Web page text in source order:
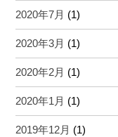
2020年7月 (1)
2020年3月 (1)
2020年2月 (1)
2020年1月 (1)
2019年12月 (1)